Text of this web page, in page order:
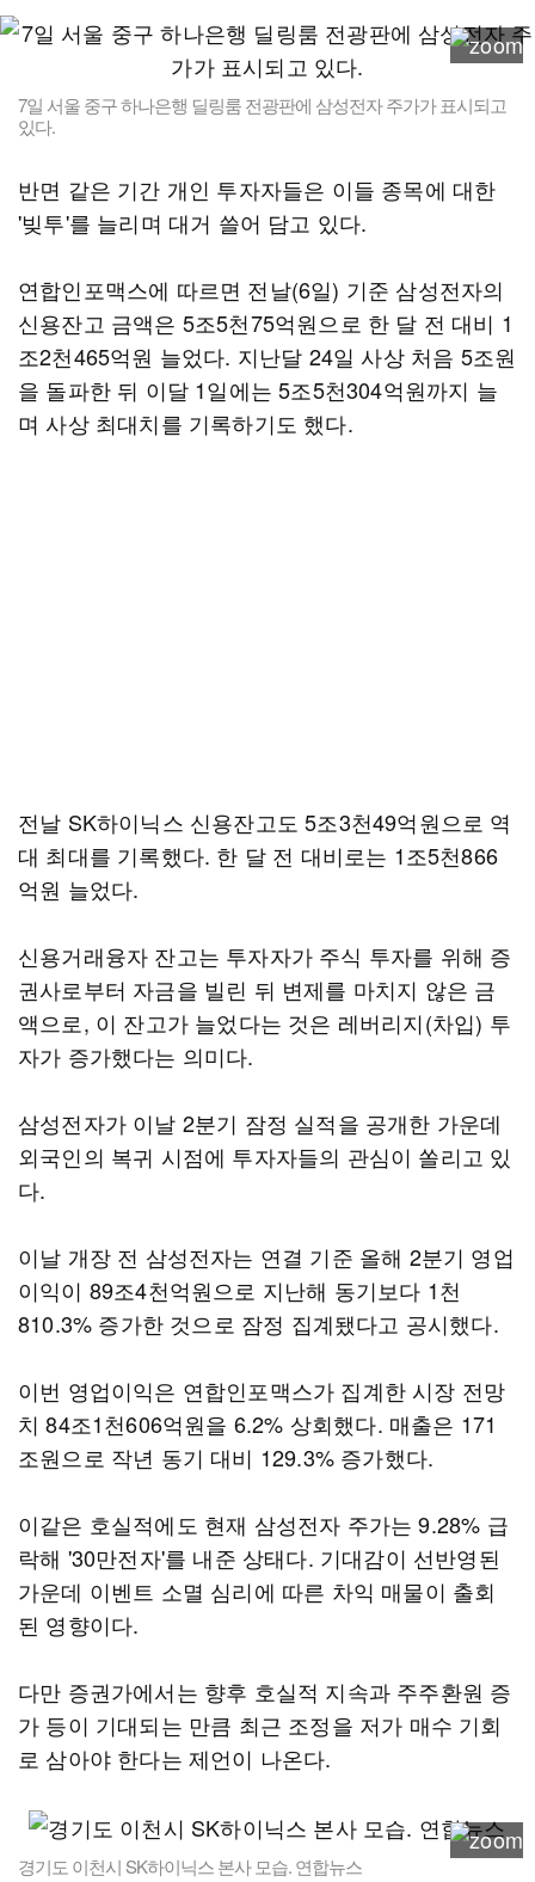
7일 서울 중구 하나은행 딜링룸 전광판에 삼성전자 주가가 표시되고
있다.
반면 같은 기간 개인 투자자들은 이들 종목에 대한
'빚투'를 늘리며 대거 쓸어 담고 있다.
연합인포맥스에 따르면 전날(6일) 기준 삼성전자의
신용잔고 금액은 5조5천75억원으로 한 달 전 대비 1
조2천465억원 늘었다. 지난달 24일 사상 처음 5조원
을 돌파한 뒤 이달 1일에는 5조5천304억원까지 늘
며 사상 최대치를 기록하기도 했다.
전날 SK하이닉스 신용잔고도 5조3천49억원으로 역
대 최대를 기록했다. 한 달 전 대비로는 1조5천866
억원 늘었다.
신용거래융자 잔고는 투자자가 주식 투자를 위해 증
권사로부터 자금을 빌린 뒤 변제를 마치지 않은 금
액으로, 이 잔고가 늘었다는 것은 레버리지(차입) 투
자가 증가했다는 의미다.
삼성전자가 이날 2분기 잠정 실적을 공개한 가운데
외국인의 복귀 시점에 투자자들의 관심이 쏠리고 있
다.
이날 개장 전 삼성전자는 연결 기준 올해 2분기 영업
이익이 89조4천억원으로 지난해 동기보다 1천
810.3% 증가한 것으로 잠정 집계됐다고 공시했다.
이번 영업이익은 연합인포맥스가 집계한 시장 전망
치 84조1천606억원을 6.2% 상회했다. 매출은 171
조원으로 작년 동기 대비 129.3% 증가했다.
이같은 호실적에도 현재 삼성전자 주가는 9.28% 급
락해 '30만전자'를 내준 상태다. 기대감이 선반영된
가운데 이벤트 소멸 심리에 따른 차익 매물이 출회
된 영향이다.
다만 증권가에서는 향후 호실적 지속과 주주환원 증
가 등이 기대되는 만큼 최근 조정을 저가 매수 기회
로 삼아야 한다는 제언이 나온다.
경기도 이천시 SK하이닉스 본사 모습. 연합뉴스